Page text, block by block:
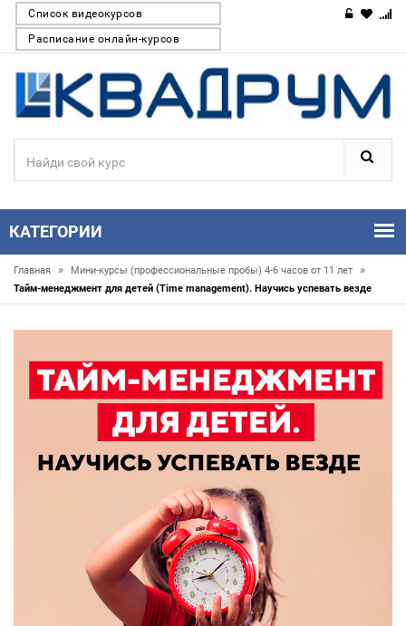
Список видеокурсов
Расписание онлайн-курсов
КАТЕГОРИИ
Главная » Мини-курсы (профессиональные пробы) 4-6 часов от 11 лет »
Тайм-менеджмент для детей (Time management). Научись успевать везде